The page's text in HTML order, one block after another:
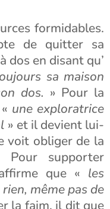
formidables.
de quitter sa
dos en disant qu’
sa maison
dos. » Pour la
une exploratrice
» et il devient lui-
voit obliger de la
Pour supporter
que « les
même pas de
la faim, il dit que